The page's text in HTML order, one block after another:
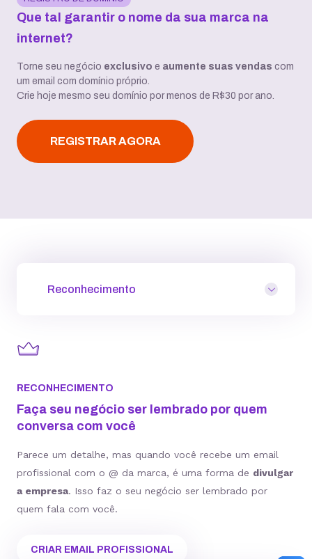
Que tal garantir o nome da sua marca na
internet?
Torne seu negócio exclusivo e aumente suas vendas com
um email com domínio próprio.
Crie hoje mesmo seu domínio por menos de R$30 por ano.
REGISTRAR AGORA
Reconhecimento
RECONHECIMENTO
Faça seu negócio ser lembrado por quem
conversa com você
Parece um detalhe, mas quando você recebe um email
profissional com o @ da marca, é uma forma de divulgar
a empresa. Isso faz o seu negócio ser lembrado por
quem fala com você.
CRIAR EMAIL PROFISSIONAL